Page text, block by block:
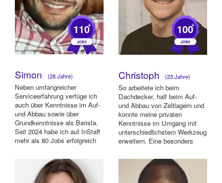
110+
Simon (28 Jahre)
Neben umfangreicher
Serviceerfahrung verfüge ich
auch über Kenntnisse im Auf-
und Abbau sowie über
Grundkenntnisse als Barista.
Seit 2024 habe ich auf InStaff
mehr als 80 Jobs erfolgreich
100+
Christoph (23 Jahre)
So arbeitete ich beim
Dachdecker, half beim Auf-
und Abbau von Zeltlagern und
konnte meine privaten
Kenntnisse im Umgang mit
unterschiedlichstem Werkzeug
erweitern. Eine besonders